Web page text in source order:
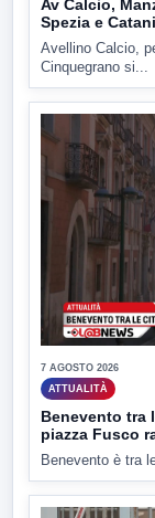
Av Calcio,
Spezia e
Avellino Calcio,
Cinquegrano si...
7 AGOSTO 2026
ATTUALITÀ
Benevento tra
piazza Fusco
Benevento è tra